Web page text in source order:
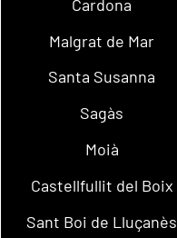
Cardona
Malgrat de Mar
Santa Susanna
Sagàs
Moià
Castellfullit del Boix
Sant Boi de Lluçanès